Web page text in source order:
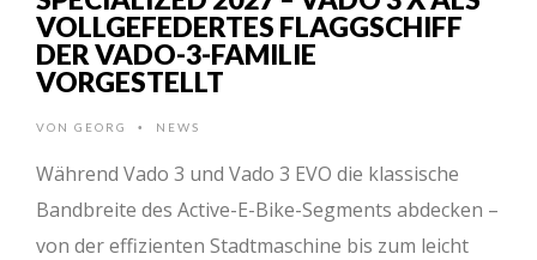
VOLLGEFEDERTES FLAGGSCHIFF
DER VADO-3-FAMILIE
VORGESTELLT
VON GEORG • NEWS
Während Vado 3 und Vado 3 EVO die klassische
Bandbreite des Active-E-Bike-Segments abdecken –
von der effizienten Stadtmaschine bis zum leicht